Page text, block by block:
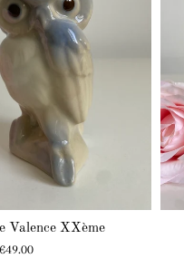
Valence XXème
Prix
€49.00